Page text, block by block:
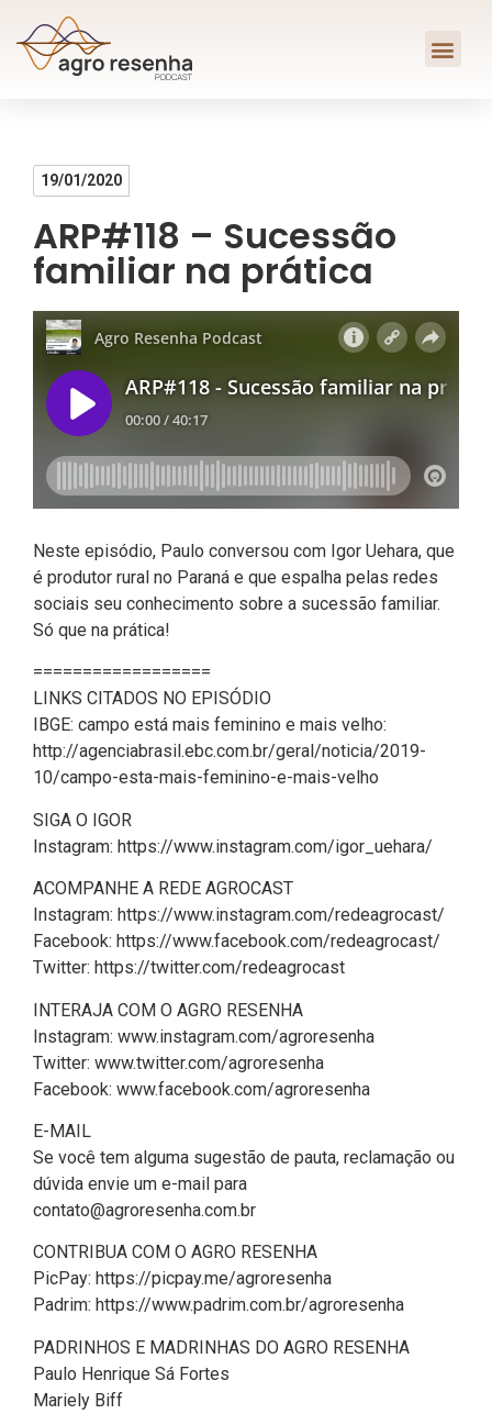
19/01/2020
ARP#118 – Sucessão
familiar na prática
Neste episódio, Paulo conversou com Igor Uehara, que
é produtor rural no Paraná e que espalha pelas redes
sociais seu conhecimento sobre a sucessão familiar.
Só que na prática!
==================
LINKS CITADOS NO EPISÓDIO
IBGE: campo está mais feminino e mais velho:
http://agenciabrasil.ebc.com.br/geral/noticia/2019-
10/campo-esta-mais-feminino-e-mais-velho
SIGA O IGOR
Instagram: https://www.instagram.com/igor_uehara/
ACOMPANHE A REDE AGROCAST
Instagram: https://www.instagram.com/redeagrocast/
Facebook: https://www.facebook.com/redeagrocast/
Twitter: https://twitter.com/redeagrocast
INTERAJA COM O AGRO RESENHA
Instagram: www.instagram.com/agroresenha
Twitter: www.twitter.com/agroresenha
Facebook: www.facebook.com/agroresenha
E-MAIL
Se você tem alguma sugestão de pauta, reclamação ou
dúvida envie um e-mail para
contato@agroresenha.com.br
CONTRIBUA COM O AGRO RESENHA
PicPay: https://picpay.me/agroresenha
Padrim: https://www.padrim.com.br/agroresenha
PADRINHOS E MADRINHAS DO AGRO RESENHA
Paulo Henrique Sá Fortes
Mariely Biff